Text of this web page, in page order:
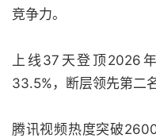
竞争力。
上线37天登顶2026
33.5%，断层领先第二
腾讯视频热度突破